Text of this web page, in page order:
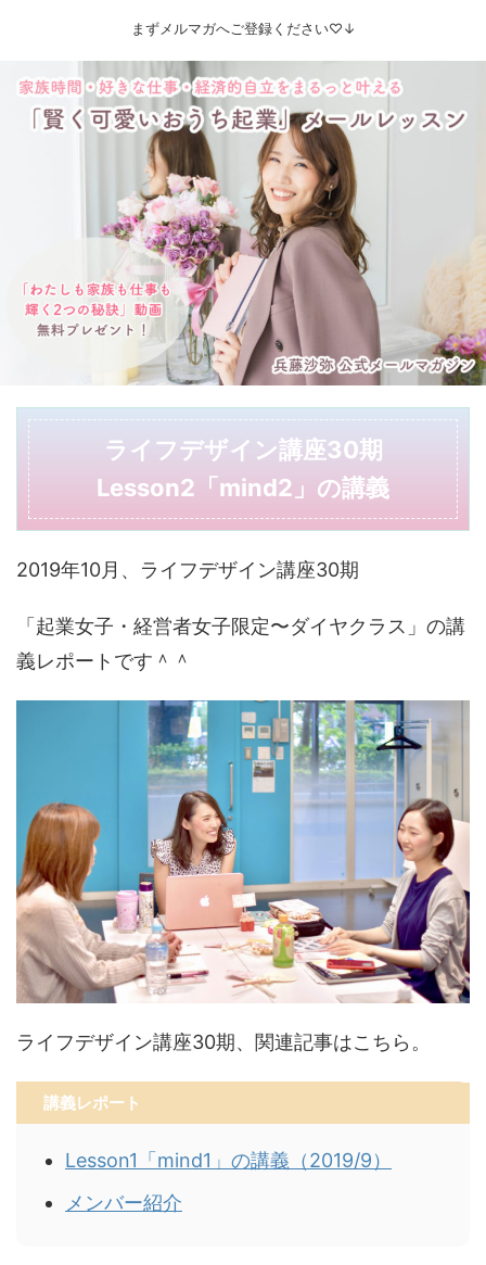
まずメルマガへご登録ください♡↓
ライフデザイン講座30期
Lesson2「mind2」の講義
2019年10月、ライフデザイン講座30期
「起業女子・経営者女子限定〜ダイヤクラス」の講
義レポートです＾＾
ライフデザイン講座30期、関連記事はこちら。
講義レポート
Lesson1「mind1」の講義（2019/9）
メンバー紹介